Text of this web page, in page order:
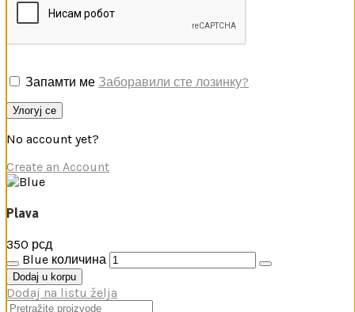
Запамти ме Заборавили сте лозинку?
Улогуј се
No account yet?
Create an Account
Plava
350 рсд
Blue количина
Dodaj u korpu
Dodaj na listu želja